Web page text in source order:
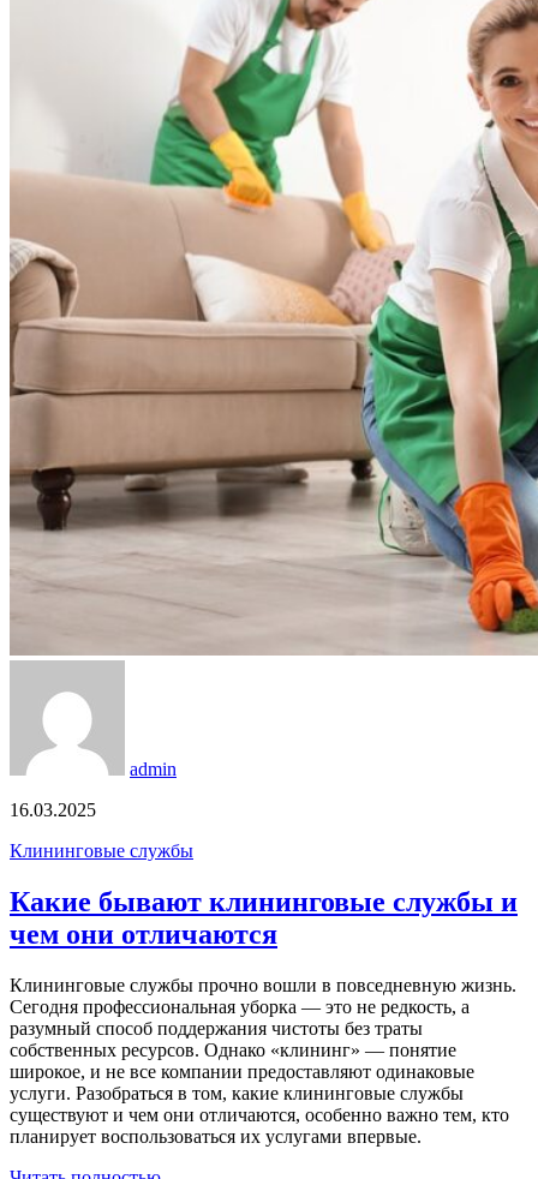
admin
16.03.2025
Клининговые службы
Какие бывают клининговые службы и
чем они отличаются
Клининговые службы прочно вошли в повседневную жизнь.
Сегодня профессиональная уборка — это не редкость, а
разумный способ поддержания чистоты без траты
собственных ресурсов. Однако «клининг» — понятие
широкое, и не все компании предоставляют одинаковые
услуги. Разобраться в том, какие клининговые службы
существуют и чем они отличаются, особенно важно тем, кто
планирует воспользоваться их услугами впервые.